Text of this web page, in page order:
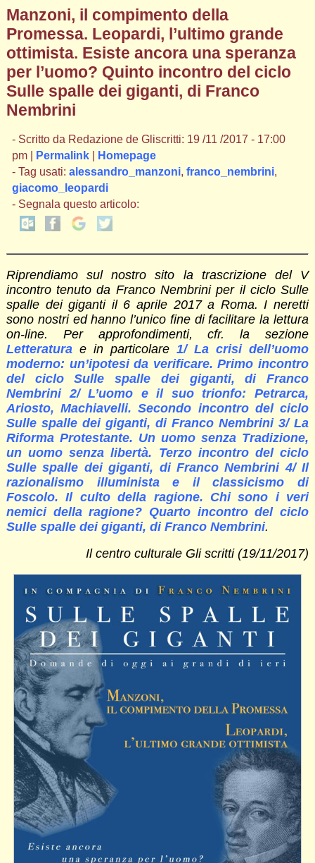
Manzoni, il compimento della
Promessa. Leopardi, l’ultimo grande
ottimista. Esiste ancora una speranza
per l’uomo? Quinto incontro del ciclo
Sulle spalle dei giganti, di Franco
Nembrini
- Scritto da Redazione de Gliscritti: 19 /11 /2017 - 17:00
pm |
Permalink|
Homepage
- Tag usati: alessandro_manzoni, franco_nembrini,
giacomo_leopardi
- Segnala questo articolo:
Riprendiamo sul nostro sito la trascrizione del V
incontro tenuto da Franco Nembrini per il ciclo Sulle
spalle dei giganti il 6 aprile 2017 a Roma. I neretti
sono nostri ed hanno l’unico fine di facilitare la lettura
on-line. Per approfondimenti, cfr. la sezione
Letteraturae in particolare1/ La crisi dell’uomo
moderno: un’ipotesi da verificare. Primo incontro
del ciclo Sulle spalle dei giganti, di Franco
Nembrini 2/ L’uomo e il suo trionfo: Petrarca,
Ariosto, Machiavelli. Secondo incontro del ciclo
Sulle spalle dei giganti, di Franco Nembrini 3/ La
Riforma Protestante. Un uomo senza Tradizione,
un uomo senza libertà. Terzo incontro del ciclo
Sulle spalle dei giganti, di Franco Nembrini 4/ Il
razionalismo illuminista e il classicismo di
Foscolo. Il culto della ragione. Chi sono i veri
nemici della ragione? Quarto incontro del ciclo
Sulle spalle dei giganti, di Franco Nembrini.
Il centro culturale Gli scritti (19/11/2017)